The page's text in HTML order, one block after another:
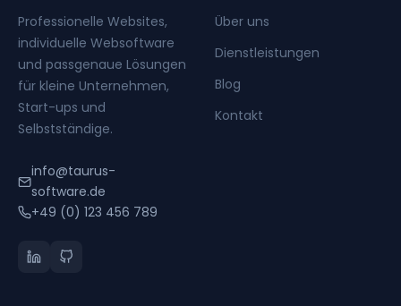
Professionelle Websites,
individuelle Websoftware
und passgenaue Lösungen
für kleine Unternehmen,
Start-ups und
Selbstständige.
info@taurus-
software.de
+49 (0) 123 456 789
Über uns
Dienstleistungen
Blog
Kontakt